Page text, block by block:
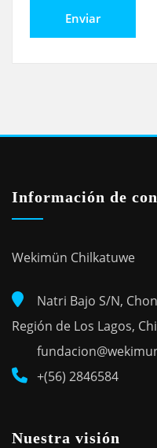
Información de
Wekimün Chilkatuwe
Natri Bajo S/N,
Región de Los Lagos,
+(56) 2846584
Nuestra visión